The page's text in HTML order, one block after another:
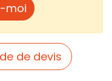
moi
de devis